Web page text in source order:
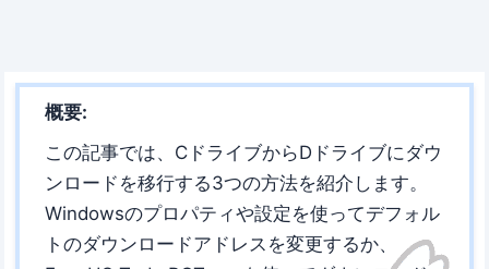
概要:
この記事では、CドライブからDドライブにダウ
ンロードを移行する3つの方法を紹介します。
Windowsのプロパティや設定を使ってデフォル
トのダウンロードアドレスを変更するか、